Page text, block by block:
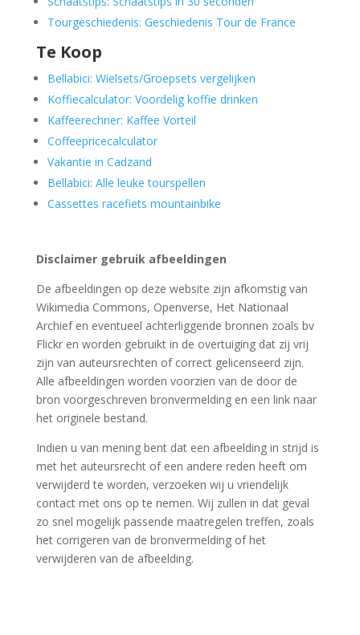
Tourgeschiedenis: Geschiedenis Tour de France
Te Koop
Bellabici: Wielsets/Groepsets vergelijken
Koffiecalculator: Voordelig koffie drinken
Kaffeerechner: Kaffee Vorteil
Coffeepricecalculator
Vakantie in Cadzand
Bellabici: Alle leuke tourspellen
Cassettes racefiets mountainbike
Disclaimer gebruik afbeeldingen
De afbeeldingen op deze website zijn afkomstig van
Wikimedia Commons, Openverse, Het Nationaal
Archief en eventueel achterliggende bronnen zoals bv
Flickr en worden gebruikt in de overtuiging dat zij vrij
zijn van auteursrechten of correct gelicenseerd zijn.
Alle afbeeldingen worden voorzien van de door de
bron voorgeschreven bronvermelding en een link naar
het originele bestand.
Indien u van mening bent dat een afbeelding in strijd is
met het auteursrecht of een andere reden heeft om
verwijderd te worden, verzoeken wij u vriendelijk
contact met ons op te nemen. Wij zullen in dat geval
zo snel mogelijk passende maatregelen treffen, zoals
het corrigeren van de bronvermelding of het
verwijderen van de afbeelding.